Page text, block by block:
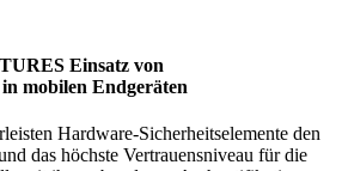
Einsatz von
mobilen Endgeräten
Hardware-Sicherheitselemente den
das höchste Vertrauensniveau für die